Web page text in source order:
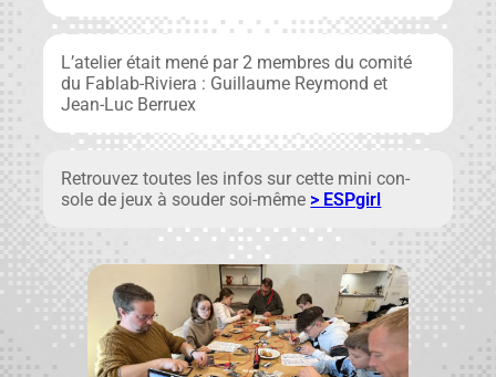
L’atelier était mené par 2 mem­bres du comité
du Fablab-Riv­iera : Guil­laume Rey­mond et
Jean-Luc Berruex
Retrou­vez toutes les infos sur cette mini con­
sole de jeux à soud­er soi-même > ESP­girl